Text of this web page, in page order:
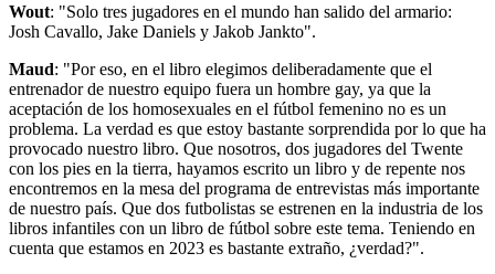
Wout: "Solo tres jugadores en el mundo han salido del armario:
Josh Cavallo, Jake Daniels y Jakob Jankto".
Maud: "Por eso, en el libro elegimos deliberadamente que el
entrenador de nuestro equipo fuera un hombre gay, ya que la
aceptación de los homosexuales en el fútbol femenino no es un
problema. La verdad es que estoy bastante sorprendida por lo que ha
provocado nuestro libro. Que nosotros, dos jugadores del Twente
con los pies en la tierra, hayamos escrito un libro y de repente nos
encontremos en la mesa del programa de entrevistas más importante
de nuestro país. Que dos futbolistas se estrenen en la industria de los
libros infantiles con un libro de fútbol sobre este tema. Teniendo en
cuenta que estamos en 2023 es bastante extraño, ¿verdad?".